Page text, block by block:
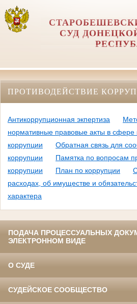
СУД
ПРОТИВОДЕЙСТВИЕ
Антикоррупционная экпертиза
нормативные правовые акты в сфере
коррупции
Обратная связь для
коррупции
Памятка по вопросам
коррупции
План по коррупции
расходах, об имуществе и
характера
ПОДАЧА ПРОЦЕССУАЛЬНЫХ
ЭЛЕКТРОННОМ ВИДЕ
О СУДЕ
СУДЕЙСКОЕ СООБЩЕСТВО